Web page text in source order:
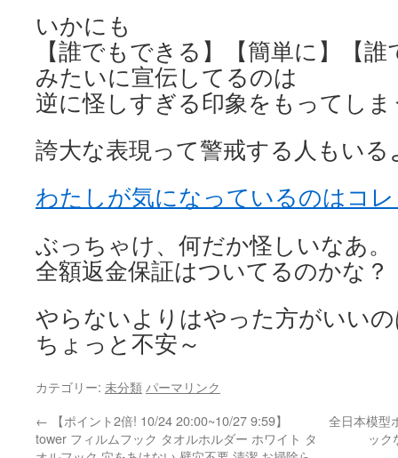
いかにも
【誰でもできる】【簡単に】【
みたいに宣伝してるのは
逆に怪しすぎる印象をもってし
誇大な表現って警戒する人もいる
わたしが気になっているのはコ
ぶっちゃけ、何だか怪しいなあ。
全額返金保証はついてるのかな？
やらないよりはやった方がいい
ちょっと不安～
カテゴリー: 未分類 パーマリンク
← 【ポイント2倍! 10/24 20:00~10/27 9:59】
tower フィルムフック タオルホルダー ホワイト タ
全日本模型
ッ